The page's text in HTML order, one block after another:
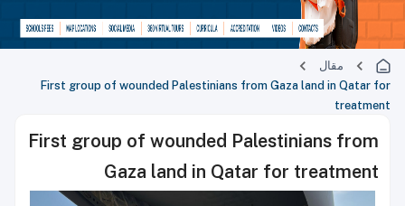
مقال
First group of wounded Palestinians from Gaza land in Qatar for
treatment
First group of wounded Palestinians from
Gaza land in Qatar for treatment